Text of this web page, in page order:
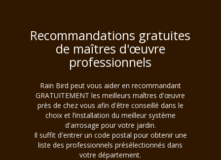
Recommandations gratuites
de maîtres d'œuvre
professionnels
Rain Bird peut vous aider en recommandant
GRATUITEMENT les meilleurs maîtres d'œuvre
près de chez vous afin d'être conseillé dans le
choix et l’installation du meilleur système
d'arrosage pour votre jardin.
Il suffit d'entrer un code postal pour obtenir une
liste des professionnels présélectionnés dans
votre département.